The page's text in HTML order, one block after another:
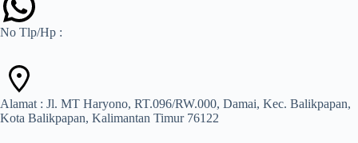
No Tlp/Hp :
Alamat : Jl. MT Haryono, RT.096/RW.000, Damai, Kec. Balikpapan,
Kota Balikpapan, Kalimantan Timur 76122